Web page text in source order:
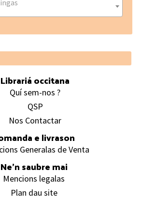
Librariá occitana
Quí sem-nos ?
QSP
Nos Contactar
e livrason
Generalas de Venta
Ne’n saubre mai
Mencions legalas
Plan dau site